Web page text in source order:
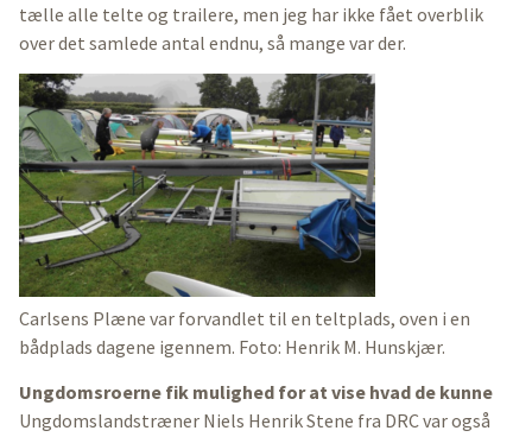
tælle alle telte og trailere, men jeg har ikke fået overblik
over det samlede antal endnu, så mange var der.
Carlsens Plæne var forvandlet til en teltplads, oven i en
bådplads dagene igennem. Foto: Henrik M. Hunskjær.
Ungdomsroerne fik mulighed for at vise hvad de kunne
Ungdomslandstræner Niels Henrik Stene fra DRC var også